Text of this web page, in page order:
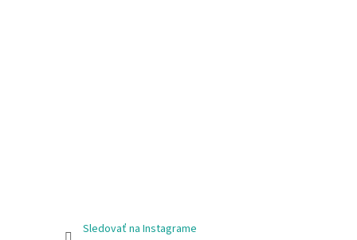
Sledovať na Instagrame